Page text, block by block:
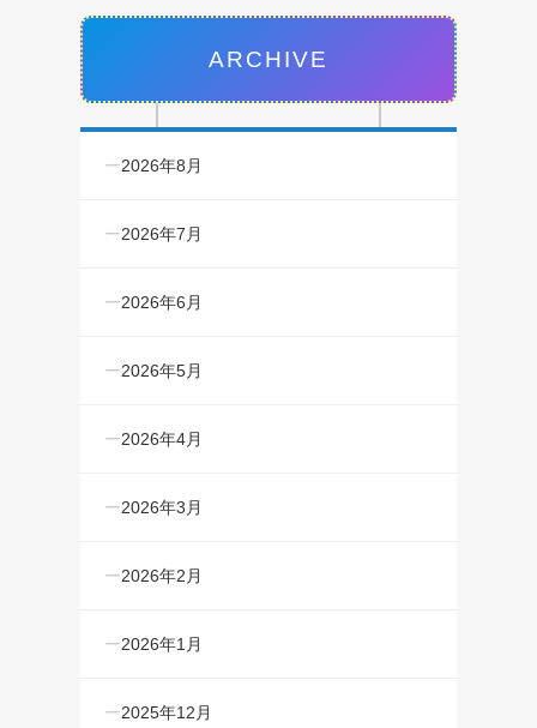
ARCHIVE
2026年8月
2026年7月
2026年6月
2026年5月
2026年4月
2026年3月
2026年2月
2026年1月
2025年12月